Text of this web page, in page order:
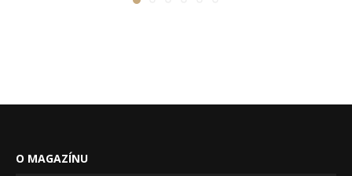
O MAGAZÍNU